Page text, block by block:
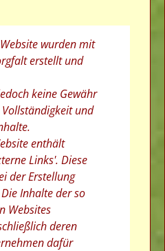
wurden mit
erstellt und
keine Gewähr
und
enthält
Links'. Diese
der Erstellung
Inhalte der so
Websites
deren
dafür